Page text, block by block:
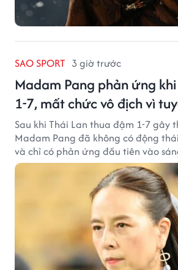
SAO SPORT 3 giờ trước
Madam Pang phản ứng
1-7, mất chức vô địch vì
Sau khi Thái Lan thua đậm 1-7 gây
Madam Pang đã không có động
và chỉ có phản ứng đầu tiên vào